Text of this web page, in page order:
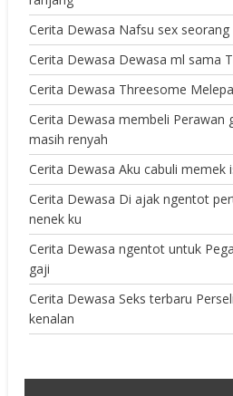
Cerita Dewasa Nafsu sex
Cerita Dewasa Dewasa ml sama
Cerita Dewasa Threesome
Cerita Dewasa membeli Perawan
masih renyah
Cerita Dewasa Aku cabuli memek
Cerita Dewasa Di ajak ngentot
nenek ku
Cerita Dewasa ngentot untuk
gaji
Cerita Dewasa Seks terbaru
kenalan